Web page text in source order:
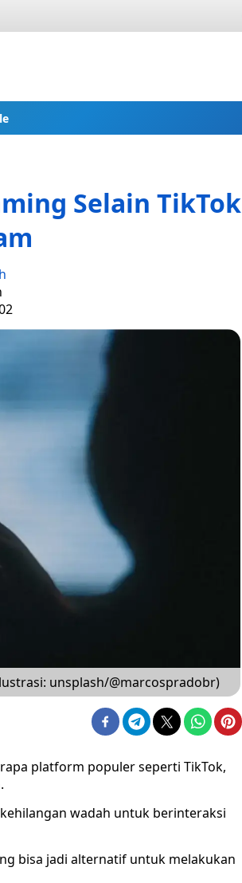
Selain TikTok
unsplash/@marcospradobr)
platform populer seperti TikTok,
wadah untuk berinteraksi
bisa jadi alternatif untuk melakukan